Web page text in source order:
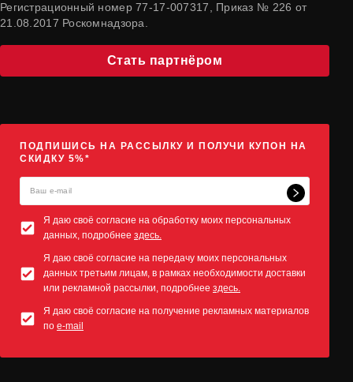
Регистрационный номер 77-17-007317, Приказ № 226 от
21.08.2017 Роскомнадзора.
Стать партнёром
ПОДПИШИСЬ НА РАССЫЛКУ И ПОЛУЧИ КУПОН НА
СКИДКУ 5%*
Я даю своё согласие на обработку моих персональных
данных, подробнее здесь.
Я даю своё согласие на передачу моих персональных
данных третьим лицам, в рамках необходимости доставки
или рекламной рассылки, подробнее здесь.
Я даю своё согласие на получение рекламных материалов
по e-mail